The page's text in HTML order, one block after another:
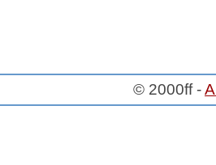
© 2000ff -